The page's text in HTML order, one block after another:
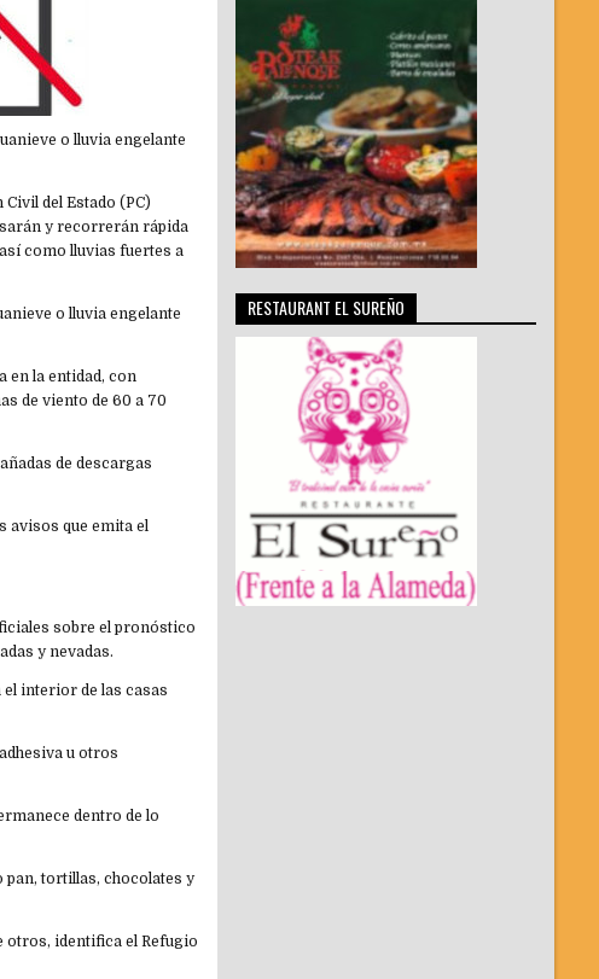
o lluvia engelante
del Estado (PC)
y recorrerán rápida
como lluvias fuertes a
o lluvia engelante
en la entidad, con
de viento de 60 a 70
de descargas
avisos que emita el
sobre el pronóstico
y nevadas.
interior de las casas
u otros
dentro de lo
tortillas, chocolates y
otros, identifica el Refugio
RESTAURANT EL SUREÑO